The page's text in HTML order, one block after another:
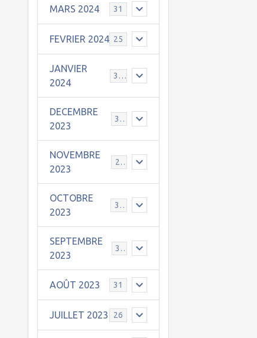
MARS 2024 31
FEVRIER 2024 25
JANVIER
2024
30
DECEMBRE
2023
31
NOVEMBRE
2023
24
OCTOBRE
2023
31
SEPTEMBRE
2023
30
AOÛT 2023 31
JUILLET 2023 26